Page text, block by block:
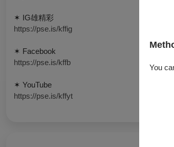
You
✶ IG雄精彩 ​ ​ ​
https://pse.is/kffig
✶ Facebook ​
https://pse.is/kffb
✶ YouTube ​ ​ ​
https://pse.is/kffyt